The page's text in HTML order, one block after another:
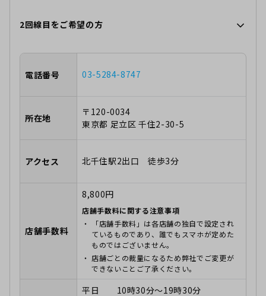
2回線目をご希望の方
電話番号 03-5284-8747
所在地
〒120-0034
東京都 足立区 千住2-30-5
アクセス 北千住駅2出口 徒歩3分
店舗手数料
8,800円
店舗手数料に関する注意事項
「店舗手数料」は各店舗の独自で設定され
ているものであり、誰でもスマホが定めた
ものではございません。
店舗ごとの裁量になるため弊社でご変更が
できないことご了承ください。
平日 10時30分～19時30分